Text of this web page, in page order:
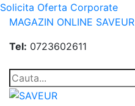
Solicita Oferta Corporate
MAGAZIN ONLINE SAVEUR
Tel: 0723602611